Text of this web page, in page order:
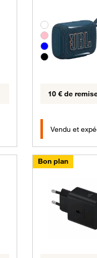
Groupe de
10 € de
Vendu et
Bon plan